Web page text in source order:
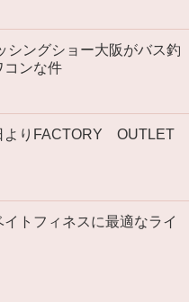
シングショー大阪がバス釣
コンな件
りFACTORY OUTLET
トフィネスに最適なライ